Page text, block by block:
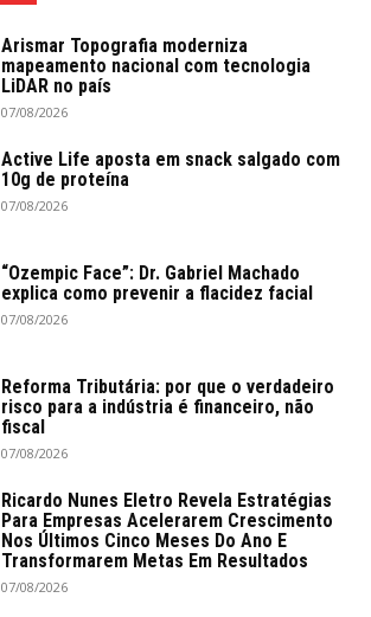
Arismar Topografia moderniza
mapeamento nacional com tecnologia
LiDAR no país
07/08/2026
Active Life aposta em snack salgado com
10g de proteína
07/08/2026
“Ozempic Face”: Dr. Gabriel Machado
explica como prevenir a flacidez facial
07/08/2026
Reforma Tributária: por que o verdadeiro
risco para a indústria é financeiro, não
fiscal
07/08/2026
Ricardo Nunes Eletro Revela Estratégias
Para Empresas Acelerarem Crescimento
Nos Últimos Cinco Meses Do Ano E
Transformarem Metas Em Resultados
07/08/2026